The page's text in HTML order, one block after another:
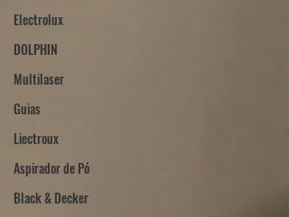
Electrolux
DOLPHIN
Multilaser
Guias
Liectroux
Aspirador de Pó
Black & Decker